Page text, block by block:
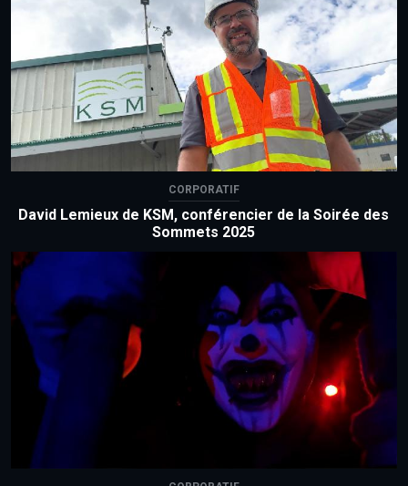
CORPORATIF
David Lemieux de KSM, conférencier de la Soirée des
Sommets 2025